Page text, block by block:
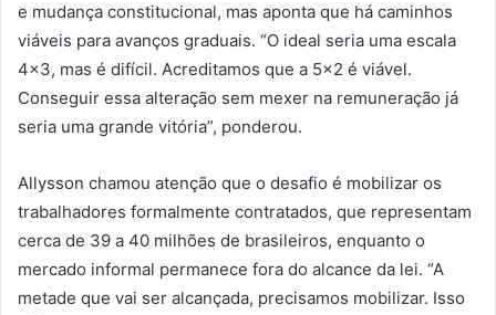
e mudança constitucional, mas aponta que há caminhos
viáveis para avanços graduais. “O ideal seria uma escala
4×3, mas é difícil. Acreditamos que a 5×2 é viável.
Conseguir essa alteração sem mexer na remuneração já
seria uma grande vitória”, ponderou.
Allysson chamou atenção que o desafio é mobilizar os
trabalhadores formalmente contratados, que representam
cerca de 39 a 40 milhões de brasileiros, enquanto o
mercado informal permanece fora do alcance da lei. “A
metade que vai ser alcançada, precisamos mobilizar. Isso